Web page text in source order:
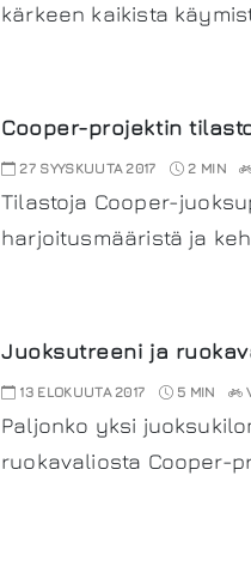
kärkeen kaikista
Cooper-projektin
27 SYYSKUUTA 2017 2 MIN
Tilastoja Cooper-
harjoitusmääristä ja
Juoksutreeni ja
13 ELOKUUTA 2017 5 MIN
Paljonko yksi
ruokavaliosta Cooper-